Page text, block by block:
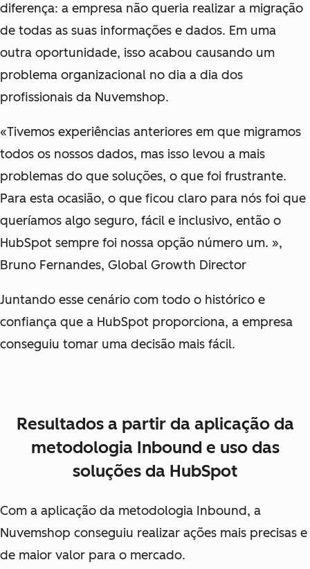
diferença: a empresa não queria realizar a migração
de todas as suas informações e dados. Em uma
outra oportunidade, isso acabou causando um
problema organizacional no dia a dia dos
profissionais da Nuvemshop.
«Tivemos experiências anteriores em que migramos
todos os nossos dados, mas isso levou a mais
problemas do que soluções, o que foi frustrante.
Para esta ocasião, o que ficou claro para nós foi que
queríamos algo seguro, fácil e inclusivo, então o
HubSpot sempre foi nossa opção número um. »,
Bruno Fernandes, Global Growth Director
Juntando esse cenário com todo o histórico e
confiança que a HubSpot proporciona, a empresa
conseguiu tomar uma decisão mais fácil.
Resultados a partir da aplicação da
metodologia Inbound e uso das
soluções da HubSpot
Com a aplicação da metodologia Inbound, a
Nuvemshop conseguiu realizar ações mais precisas e
de maior valor para o mercado.